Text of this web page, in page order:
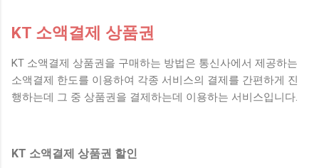
KT 소액결제 상품권
KT 소액결제 상품권을 구매하는 방법은 통신사에서 제공하는
소액결제 한도를 이용하여 각종 서비스의 결제를 간편하게 진
행하는데 그 중 상품권을 결제하는데 이용하는 서비스입니다.
KT 소액결제 상품권 할인